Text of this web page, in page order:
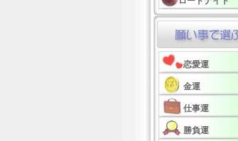
恋愛運
金運
仕事運
勝負運